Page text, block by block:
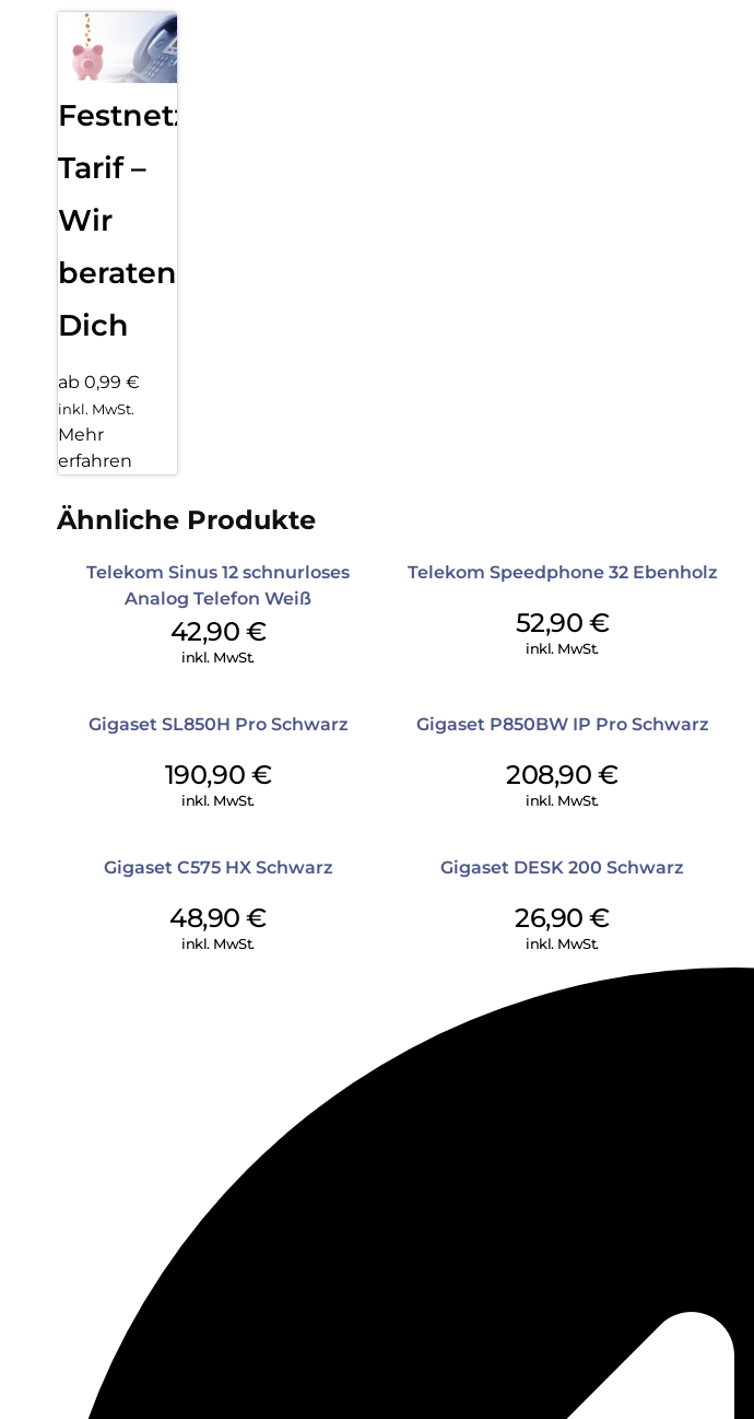
Festnetz
Tarif –
Wir
beraten
Dich
ab 0,99 €
inkl. MwSt.
Mehr
erfahren
Ähnliche Produkte
Telekom Sinus 12 schnurloses
Analog Telefon Weiß
42,90 €
inkl. MwSt.
Telekom Speedphone 32 Ebenholz
52,90 €
inkl. MwSt.
Gigaset SL850H Pro Schwarz
190,90 €
inkl. MwSt.
Gigaset P850BW IP Pro Schwarz
208,90€
inkl. MwSt.
Gigaset C575 HX Schwarz
48,90€
inkl. MwSt.
Gigaset DESK 200 Schwarz
26,90€
inkl. MwSt.